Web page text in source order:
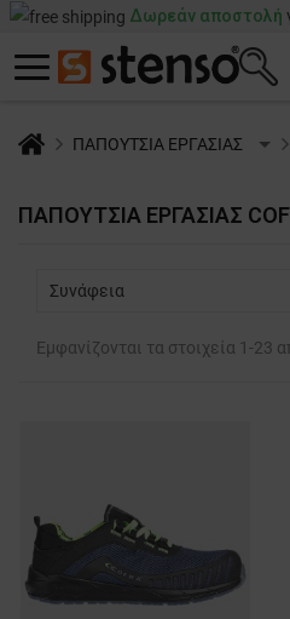
Δωρεάν αποστολή
ΠΑΠΟΥΤΣΙΑ ΕΡΓΑΣΙΑΣ
ΠΑΠΟΎΤΣΙΑ ΕΡΓΑΣΊΑΣ
Συνάφεια
Εμφανίζονται τα στοιχεία 1-23